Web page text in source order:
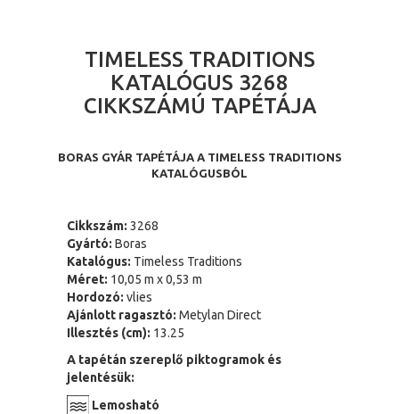
TIMELESS TRADITIONS
KATALÓGUS 3268
CIKKSZÁMÚ TAPÉTÁJA
BORAS GYÁR TAPÉTÁJA A TIMELESS TRADITIONS
KATALÓGUSBÓL
Cikkszám: 3268
Gyártó: Boras
Katalógus: Timeless Traditions
Méret: 10,05 m x 0,53 m
Hordozó: vlies
Ajánlott ragasztó: Metylan Direct
Illesztés (cm): 13.25
A tapétán szereplő piktogramok és
jelentésük:
Lemosható